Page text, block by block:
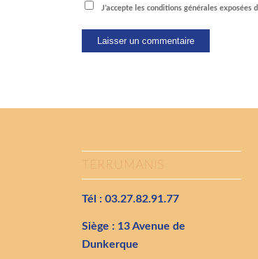
J’accepte les conditions générales exposées
TERRUMANIS
Tél : 03.27.82.91.77
Siège : 13 Avenue de
Dunkerque